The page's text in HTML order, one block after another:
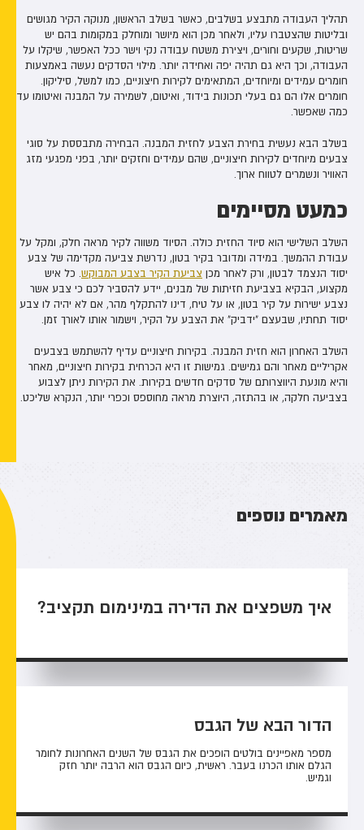
תהליך העבודה מתבצע בשלבים, כאשר בשלב הראשון, מנוקה הקיר מגושים
ובליטות שהצטברו עליו, ולאחר מכן הוא מיושר ומוחלק במקומות בהם יש
שריטות, שקעים וחורים, ויצירת משטח עבודה נקי וישר ככל האפשר, שיקלו על
העבודה, וכך היא גם תהיה יפה ואחידה יותר. מילוי הסדקים נעשה באמצעות
חומרים עמידים ומיוחדים, המתאימים לקירות חיצוניים, כמו למשל, סיליקון.
חומרים אלו הם גם בעלי תכונות בידוד, ואיטום, לשמירה על המבנה ואיטומו עד
כמה שאפשר.
בשלב הבא נעשית בחירת הצבע לחזית המבנה. הבחירה מתבססת על סוגי
צבעים מיוחדים לקירות חיצוניים, שהם עמידים וחזקים יותר, בפני מפגעי מזג
האוויר ונשמרים לטווח ארוך.
כמעט מסיימים
השלב השלישי הוא סיוד החזית כולה. הסיוד משווה לקיר מראה חלק, ומקל על
עבודת ההמשך. במידה ומדובר בקיר בטון, נדרשת צביעה מקדימה של צבע
יסוד הנצמד לבטון, ורק לאחר מכן צביעת הקיר בצבע המבוקש. כל איש
מקצוע, הבקיא בצביעת חזיתות של מבנים, יידע להסביר לכם כי צבע אשר
נצבע ישירות על קיר בטון, או על טיח, דינו להתקלף מהר, אם לא יהיה לו צבע
יסוד תחתיו, שבעצם "ידביק" את הצבע על הקיר, וישמור אותו לאורך זמן.
השלב האחרון הוא חזית המבנה. בקירות חיצוניים עדיף להשתמש בצבעים
אקריליים מאחר והם גמישים. גמישות זו היא הכרחית בקירות חיצוניים, מאחר
והיא מונעת היווצרותם של סדקים חדשים בקירות. את הקירות ניתן לצבוע
בצביעה חלקה, או בהתזה, היוצרת מראה מחוספס וכפרי יותר, הנקרא שליכט.
מאמרים נוספים
איך משפצים את הדירה במינימום תקציב?
הדור הבא של הגבס
מספר מאפיינים בולטים הופכים את הגבס של השנים האחרונות לחומר
הגלם אותו הכרנו בעבר. ראשית, כיום הגבס הוא הרבה יותר חזק
וגמיש.